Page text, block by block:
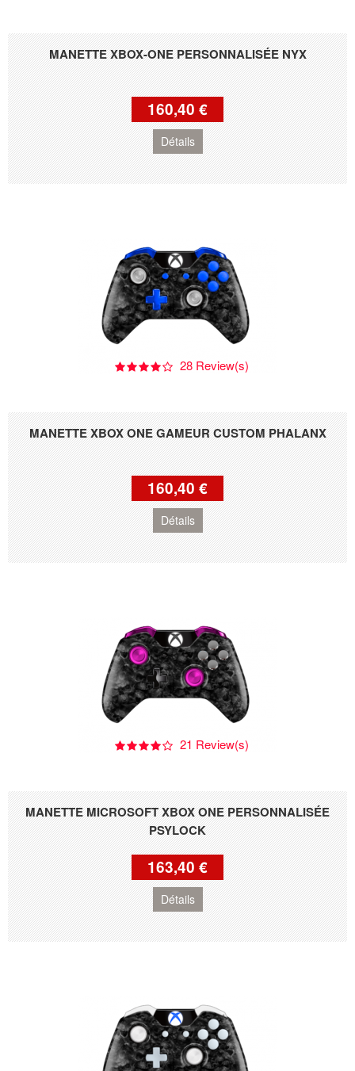
MANETTE XBOX-ONE PERSONNALISÉE NYX
160,40 €
Détails
MANETTE XBOX ONE GAMEUR CUSTOM PHALANX
28 Review(s)
160,40 €
Détails
MANETTE MICROSOFT XBOX ONE PERSONNALISÉE
PSYLOCK
21 Review(s)
163,40 €
Détails